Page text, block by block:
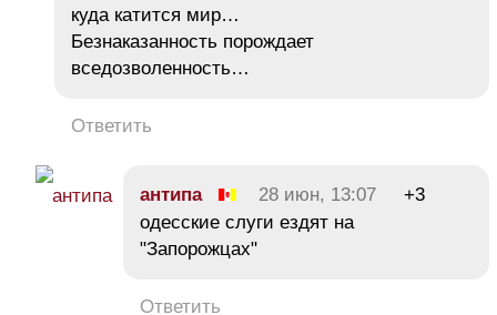
куда катится мир…
Безнаказанность порождает
вседозволенность…
Ответить
антипа 28 июн, 13:07
+3
одесские слуги ездят на
"Запорожцах"
Ответить